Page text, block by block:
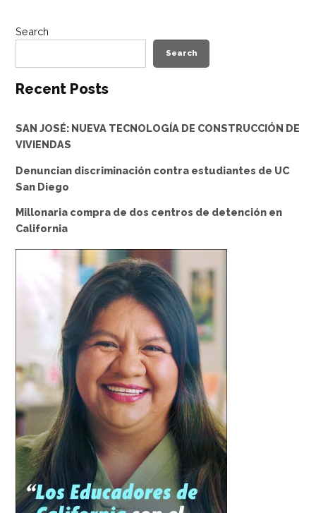
Search
Search
Recent Posts
SAN JOSÉ: NUEVA TECNOLOGÍA DE CONSTRUCCIÓN DE
VIVIENDAS
Denuncian discriminación contra estudiantes de UC
San Diego
Millonaria compra de dos centros de detención en
California